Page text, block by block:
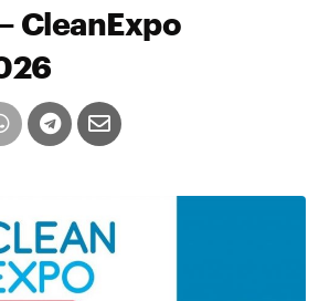
CleanExpo